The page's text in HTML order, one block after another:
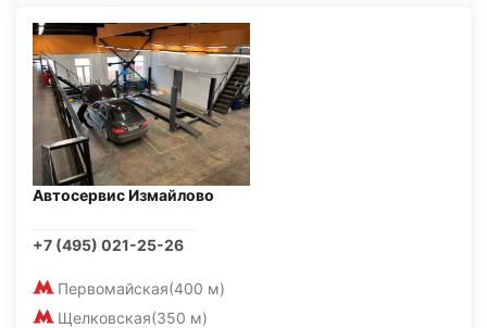
Автосервис Измайлово
+7 (495) 021-25-26
Первомайская(400 м)
Щелковская(350 м)